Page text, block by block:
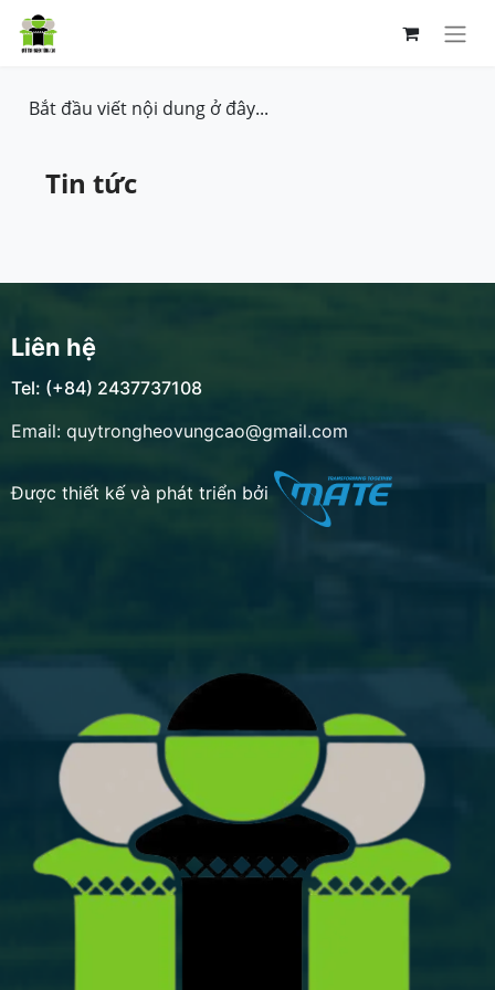
Bắt đầu viết nội dung ở đây...
Tin tức
Liên hệ
Tel: (+84) 2437737108
Email: quytrongheovungcao@gmail.com
Được thiết kế và phát triển bởi